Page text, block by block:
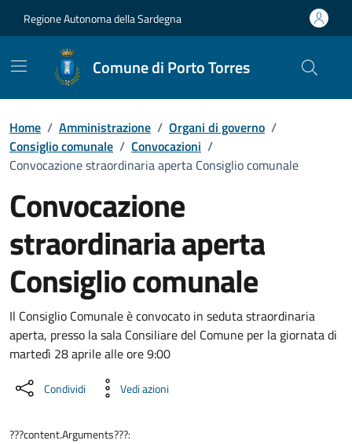
Regione Autonoma della Sardegna
Comune di Porto Torres
Home / Amministrazione / Organi di governo /
Consiglio comunale / Convocazioni /
Convocazione straordinaria aperta Consiglio comunale
Convocazione
straordinaria aperta
Consiglio comunale
???portal.DettaglioConvocazione???
Il Consiglio Comunale è convocato in seduta straordinaria
aperta, presso la sala Consiliare del Comune per la giornata di
martedì 28 aprile alle ore 9:00
Condividi Vedi azioni
???content.Arguments???: